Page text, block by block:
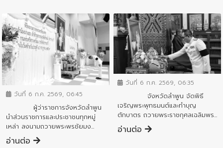
ข่าวกิจกรรมสำคัญจังหวัด
วันที่ 6 ก.ค. 2569, 06:45
ผู้ว่าราชการจังหวัดลำพูน
นำส่วนราชการและประชาชนทุกหมู่
เหล่า ลงนามถวายพระพรชัยมง...
อ่านต่อ
ข่าวกิจกรรมสำคัญจังหวัด
วันที่ 6 ก.ค. 2569, 06:35
จังหวัดลำพูน จัดพิธี
เจริญพระพุทธมนต์และทำบุญ
ตักบาตร ถวายพระราชกุศลเฉลิมพร...
อ่านต่อ